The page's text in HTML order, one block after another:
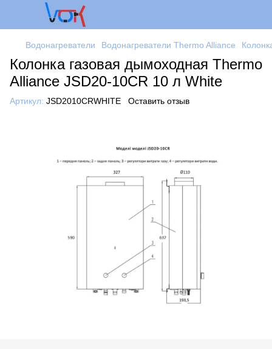
Водонагреватели Водонагреватели Thermo Alliance
Колонка газовая дымоходная Thermo
Alliance JSD20-10CR 10 л White
Артикул: JSD2010CRWHITE Оставить отзыв